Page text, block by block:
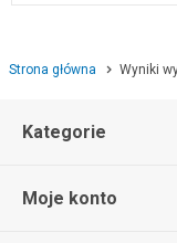
Strona główna Wyniki
Kategorie
Moje konto